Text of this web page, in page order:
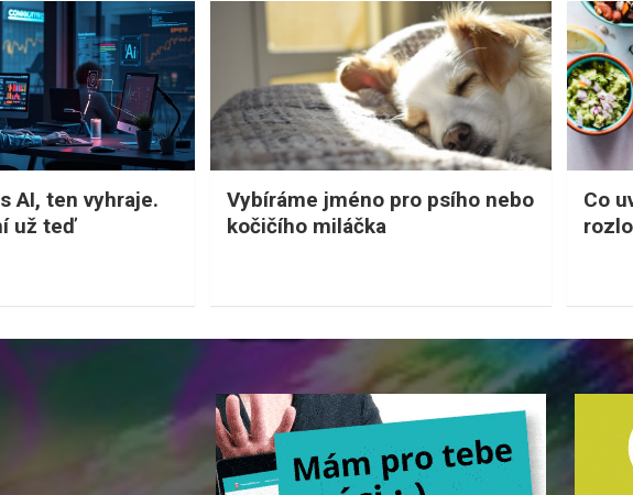
AI, ten vyhraje.
už teď
Vybíráme jméno pro psího nebo
kočičího miláčka
Co